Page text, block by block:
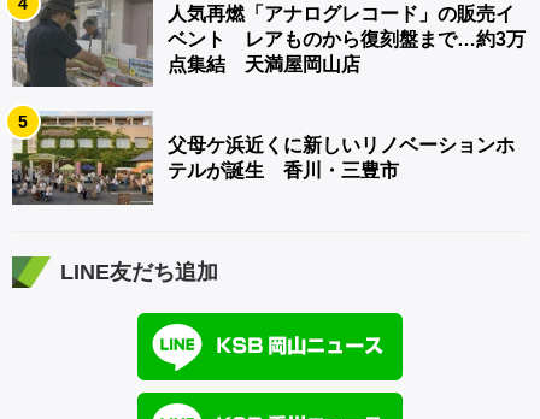
人気再燃「アナログレコード」の販売イ
ベント レアものから復刻盤まで…約3万
点集結 天満屋岡山店
5
父母ケ浜近くに新しいリノベーションホ
テルが誕生 香川・三豊市
LINE友だち追加